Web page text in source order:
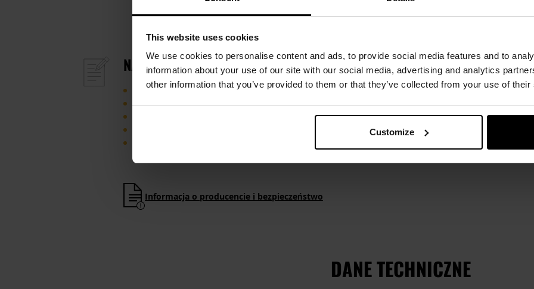
This website uses cookies
We use cookies to personalise content and ads, to provide social media features and to
information about your use of our site with our social media, advertising and analytics
other information that you’ve provided to them or that they’ve collected from your use of
Customize
działaniem gazów pieprzowych. Saszetka o wymiarach 87 x 69 mm bez problemu zmieści się
czy w kieszeni koszuli.
NAJWAŻNIEJSZE CECHY
gaz pieprzowy dla efektywnej samoobrony
mechanizm chroniący przed przypadkowym użyciem
kabura do wygodnego przenoszenia i przechowywania
Informacja o producencie i bezpieczeństwo
DANE TECHNICZNE